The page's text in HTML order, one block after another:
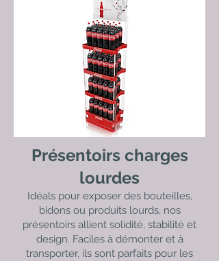
Présentoirs charges
lourdes
Idéals pour exposer des bouteilles,
bidons ou produits lourds, nos
présentoirs allient solidité, stabilité et
design. Faciles à démonter et à
transporter, ils sont parfaits pour les